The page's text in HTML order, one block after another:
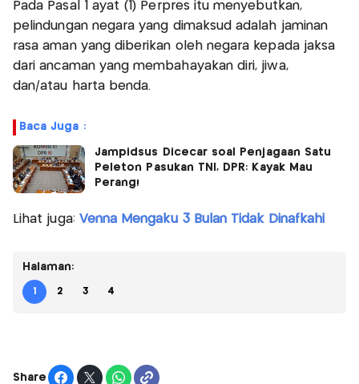
Pada Pasal 1 ayat (1) Perpres itu menyebutkan,
pelindungan negara yang dimaksud adalah jaminan
rasa aman yang diberikan oleh negara kepada jaksa
dari ancaman yang membahayakan diri, jiwa,
dan/atau harta benda.
Baca Juga :
Jampidsus Dicecar soal Penjagaan Satu
Peleton Pasukan TNI, DPR: Kayak Mau
Perang!
Lihat juga: Venna Mengaku 3 Bulan Tidak Dinafkahi
Halaman:
1 2 3 4
Share